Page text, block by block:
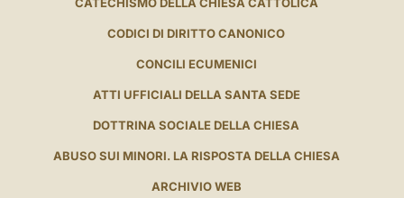
CATECHISMO DELLA CHIESA CATTOLICA
CODICI DI DIRITTO CANONICO
CONCILI ECUMENICI
ATTI UFFICIALI DELLA SANTA SEDE
DOTTRINA SOCIALE DELLA CHIESA
ABUSO SUI MINORI. LA RISPOSTA DELLA CHIESA
ARCHIVIO WEB